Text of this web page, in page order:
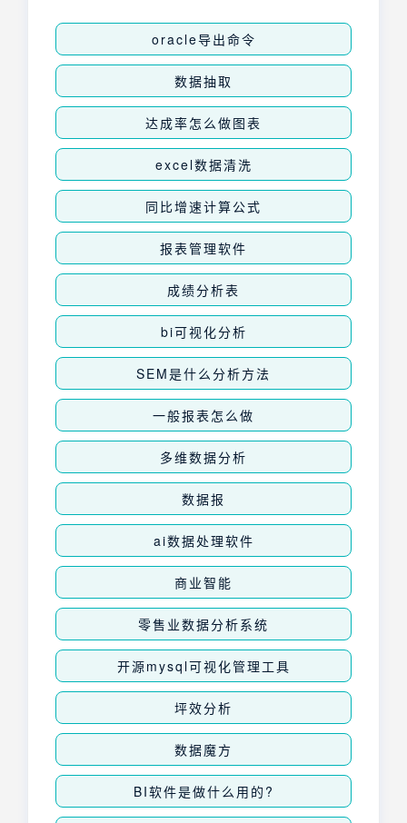
oracle导出命令
数据抽取
达成率怎么做图表
excel数据清洗
同比增速计算公式
报表管理软件
成绩分析表
bi可视化分析
SEM是什么分析方法
一般报表怎么做
多维数据分析
数据报
ai数据处理软件
商业智能
零售业数据分析系统
开源mysql可视化管理工具
​坪效分析
数据魔方
BI软件是做什么用的?